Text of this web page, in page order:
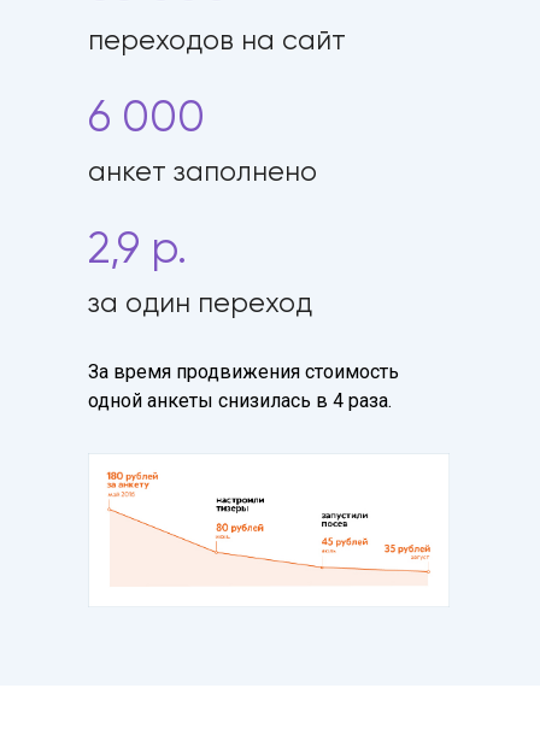
переходов на сайт
анкет заполнено
6 000
за один переход
2,9 р.
За время продвижения стоимость
одной анкеты снизилась в 4 раза.